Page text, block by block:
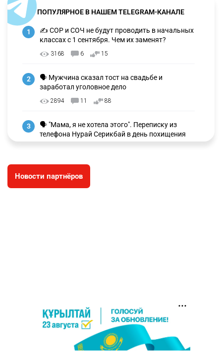
ПОПУЛЯРНОЕ В НАШЕМ TELEGRAM-КАНАЛЕ
1
✍️ СОР и СОЧ не будут проводить в начальных
классах с 1 сентября. Чем их заменят?
3168 6 15
2
🗣 Мужчина сказал тост на свадьбе и
заработал уголовное дело
2894 11 88
3
🗣 "Мама, я не хотела этого". Переписку из
телефона Нурай Серикбай в день похищения
зачитали в суде
⚠️ Доброе утро, друзья! Предлагаем обзор
главных новостей за 4 августа
2746 2 39
🚗 Казахстанцев убедили оформить
автокредиты за вознаграждение
Новости партнёров